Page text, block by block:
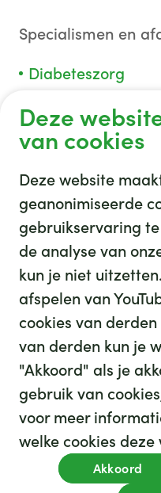
Specialismen en
Diabeteszorg
Deze
van cookies
Deze website
geanonimiseerde
gebruikservaring
de analyse van
kun je niet
afspelen van
cookies van
van derden kun je
"Akkoord" als je
gebruik van
voor meer
welke cookies
Akkoord
We hebben 35